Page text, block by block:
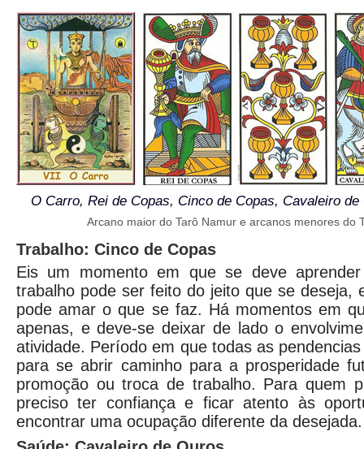
O Carro, Rei de Copas, Cinco de Copas, Cavaleiro
Arcano maior do Tarô Namur e arcanos menores do
Trabalho: Cinco de Copas
Eis um momento em que se deve
trabalho pode ser feito do jeito que se deseja,
pode amar o que se faz. Há momentos em
apenas, e deve-se deixar de lado o
atividade. Período em que todas as
para se abrir caminho para a prosperidade
promoção ou troca de trabalho. Para quem
preciso ter confiança e ficar atento às
encontrar uma ocupação diferente da desejada.